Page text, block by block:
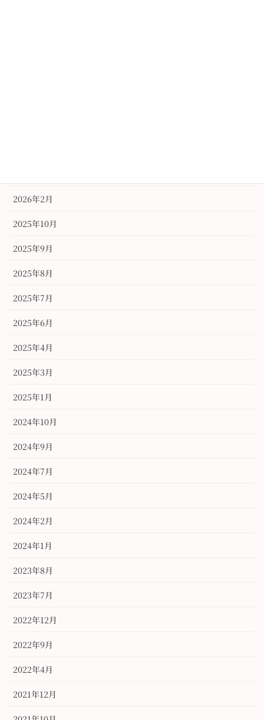
2026年2月
2025年10月
2025年9月
2025年8月
2025年7月
2025年6月
2025年4月
2025年3月
2025年1月
2024年10月
2024年9月
2024年7月
2024年5月
2024年2月
2024年1月
2023年8月
2023年7月
2022年12月
2022年9月
2022年4月
2021年12月